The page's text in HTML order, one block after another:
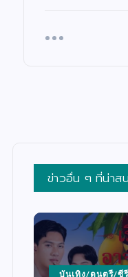
ข่าวอื่น ๆ ที่น่าส
บันเทิง/ดนตรี/ซี